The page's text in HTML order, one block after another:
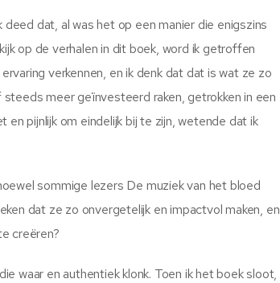
dat, al was het op een manier die enigszins
op de verhalen in dit boek, word ik getroffen
verkennen, en ik denk dat dat is wat ze zo
meer geïnvesteerd raken, getrokken in een
pijnlijk om eindelijk bij te zijn, wetende dat ik
sommige lezers De muziek van het bloed
dat ze zo onvergetelijk en impactvol maken, en
creëren?
waar en authentiek klonk. Toen ik het boek sloot,